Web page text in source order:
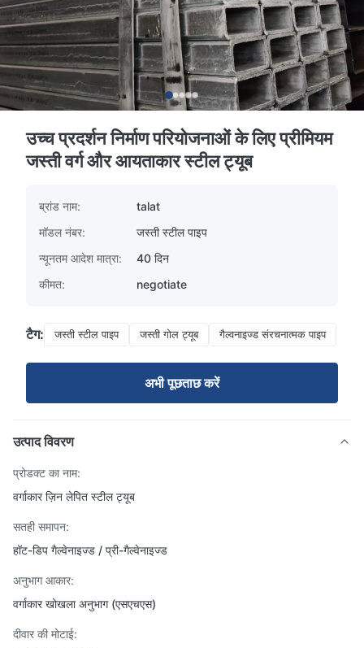
उच्च प्रदर्शन निर्माण परियोजनाओं के लिए प्रीमियम
जस्ती वर्ग और आयताकार स्टील ट्यूब
ब्रांड नाम:
talat
मॉडल नंबर:
जस्ती स्टील पाइप
न्यूनतम आदेश मात्रा:
40 दिन
कीमत:
negotiate
टैग: जस्ती स्टील पाइप जस्ती गोल ट्यूब गैल्वनाइज्ड संरचनात्मक पाइप
अभी पूछताछ करें
उत्पाद विवरण
प्रोडक्ट का नाम:
वर्गाकार ज़िन लेपित स्टील ट्यूब
सतही समापन:
हॉट-डिप गैल्वेनाइज्ड / प्री-गैल्वेनाइज्ड
अनुभाग आकार:
वर्गाकार खोखला अनुभाग (एसएचएस)
दीवार की मोटाई: